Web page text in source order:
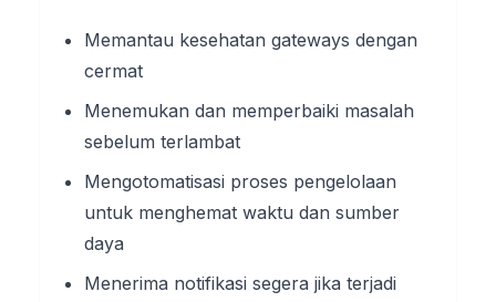
Memantau kesehatan gateways dengan
cermat
Menemukan dan memperbaiki masalah
sebelum terlambat
Mengotomatisasi proses pengelolaan
untuk menghemat waktu dan sumber
daya
Menerima notifikasi segera jika terjadi